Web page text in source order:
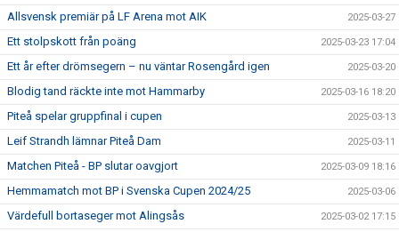
Allsvensk premiär på LF Arena mot AIK 2025-03-27
Ett stolpskott från poäng 2025-03-23 17:04
Ett år efter drömsegern – nu väntar Rosengård igen 2025-03-20
Blodig tand räckte inte mot Hammarby 2025-03-16 18:20
Piteå spelar gruppfinal i cupen 2025-03-13
Leif Strandh lämnar Piteå Dam 2025-03-11
Matchen Piteå - BP slutar oavgjort 2025-03-09 18:16
Hemmamatch mot BP i Svenska Cupen 2024/25 2025-03-06
Värdefull bortaseger mot Alingsås 2025-03-02 17:15